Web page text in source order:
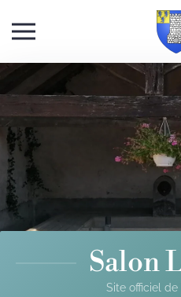
Skip to main content
Salon
Site officiel